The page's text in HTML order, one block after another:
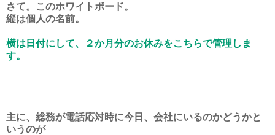
さて。このホワイトボード。
縦は個人の名前。
横は日付にして、２か月分のお休みをこちらで管理しま
す。
主に、総務が電話応対時に今日、会社にいるのかどうかと
いうのが